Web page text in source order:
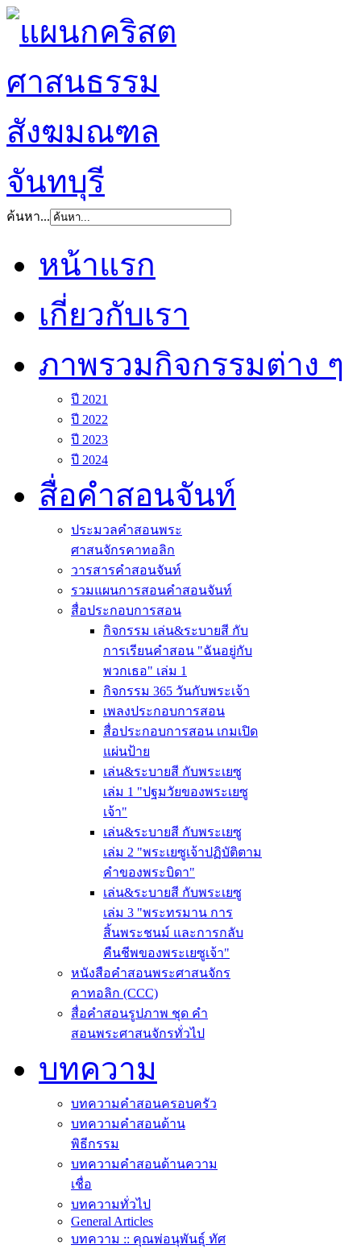
ค้นหา...
หน้าแรก
เกี่ยวกับเรา
ภาพรวมกิจกรรมต่าง ๆ
ปี 2021
ปี 2022
ปี 2023
ปี 2024
สื่อคำสอนจันท์
ประมวลคำสอนพระ
ศาสนจักรคาทอลิก
วารสารคำสอนจันท์
รวมแผนการสอนคำสอนจันท์
สื่อประกอบการสอน
กิจกรรม เล่น&ระบายสี กับ
การเรียนคำสอน "ฉันอยู่กับ
พวกเธอ" เล่ม 1
กิจกรรม 365 วันกับพระเจ้า
เพลงประกอบการสอน
สื่อประกอบการสอน เกมเปิด
แผ่นป้าย
เล่น&ระบายสี กับพระเยซู
เล่ม 1 "ปฐมวัยของพระเยซู
เจ้า"
เล่น&ระบายสี กับพระเยซู
เล่ม 2 "พระเยซูเจ้าปฏิบัติตาม
คำของพระบิดา"
เล่น&ระบายสี กับพระเยซู
เล่ม 3 "พระทรมาน การ
สิ้นพระชนม์ และการกลับ
คืนชีพของพระเยซูเจ้า"
หนังสือคำสอนพระศาสนจักร
คาทอลิก (CCC)
สื่อคำสอนรูปภาพ ชุด คำ
สอนพระศาสนจักรทั่วไป
บทความ
บทความคำสอนครอบครัว
บทความคำสอนด้าน
พิธีกรรม
บทความคำสอนด้านความ
เชื่อ
บทความทั่วไป
General Articles
บทความ :: คุณพ่อนุพันธุ์ ทัศ